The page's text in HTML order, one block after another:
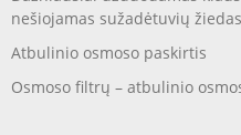
nešiojamas sužadėtuvių
Atbulinio osmoso paskirtis
Osmoso filtrų – atbulinio